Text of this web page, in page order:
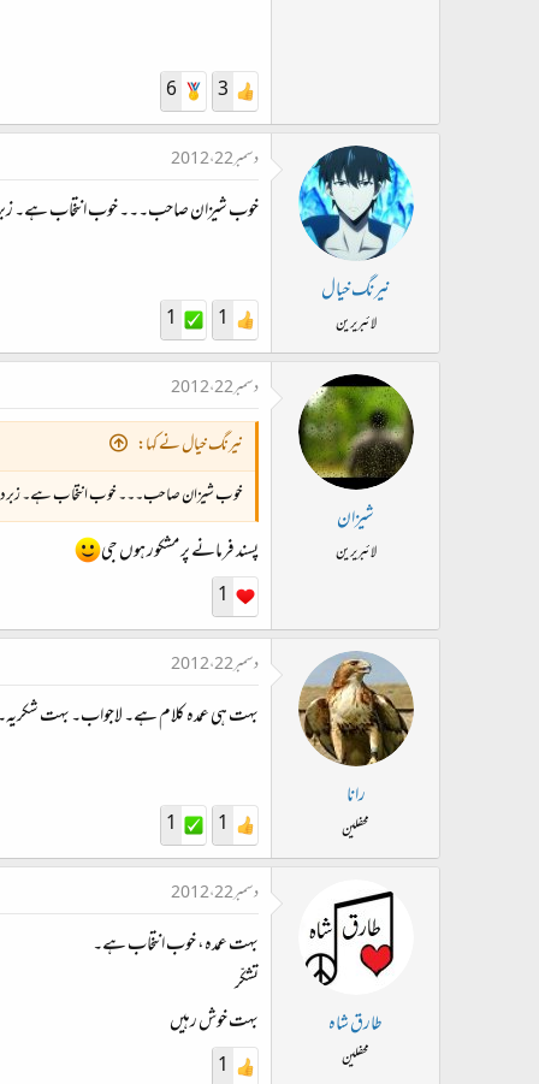
3
6
نیرنگ خیال
لائبریرین
دسمبر 22، 2012
خوب شیزان صاحب۔۔۔ خوب انتخاب ہے۔
1
1
شیزان
لائبریرین
دسمبر 22، 2012
نیرنگ خیال نے کہا:
خوب شیزان صاحب۔۔۔ خوب انتخاب ہے۔
پسند فرمانے پر مشکور ہوں جی
1
رانا
محفلین
دسمبر 22، 2012
بہت ہی عمدہ کلام ہے۔ لاجواب۔ بہت
1
1
طارق شاہ
محفلین
دسمبر 22، 2012
بہت عمدہ، خوب انتخاب ہے۔
تشکّر
بہت خوش رہیں
1